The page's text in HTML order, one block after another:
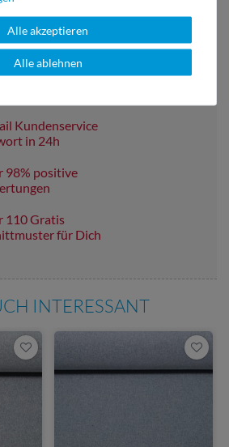
ab 60 € -
Kundenservice
in 24h
98% positive
110 Gratis
für Dich
INTERESSANT
Alle akzeptieren
Alle ablehnen